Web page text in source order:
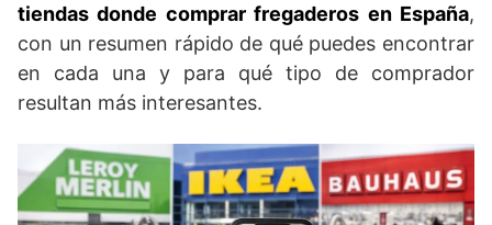
tiendas donde comprar fregaderos en España,
con un resumen rápido de qué puedes encontrar
en cada una y para qué tipo de comprador
resultan más interesantes.